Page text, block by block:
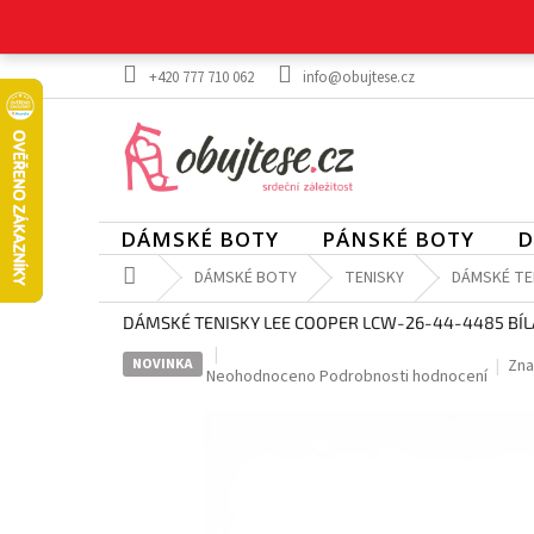
obsah
+420 777 710 062 info@obujtese.cz
DÁMSKÉ BOTY PÁNSKÉ BOTY
Domů DÁMSKÉ BOTY TENISKY DÁMSKÉ
DÁMSKÉ TENISKY LEE COOPER LCW-26-44-4485
NOVINKA
Průměrné
Neohodnoceno Podrobnosti hodnocení